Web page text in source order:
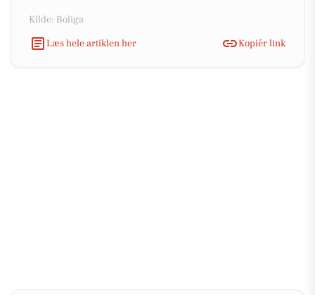
Kilde: Boliga
Læs hele artiklen her
Kopiér link